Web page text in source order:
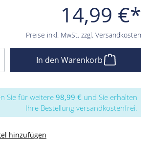
14,99 €*
Preise inkl. MwSt. zzgl. Versandkosten
In den Warenkorb
Sie für weitere 98,99 € und Sie erhalten
Ihre Bestellung versandkostenfrei.
hinzufügen